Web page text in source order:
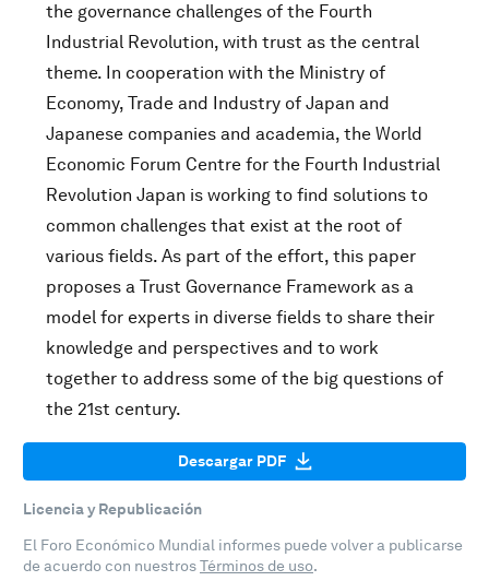
the governance challenges of the Fourth
Industrial Revolution, with trust as the central
theme. In cooperation with the Ministry of
Economy, Trade and Industry of Japan and
Japanese companies and academia, the World
Economic Forum Centre for the Fourth Industrial
Revolution Japan is working to find solutions to
common challenges that exist at the root of
various fields. As part of the effort, this paper
proposes a Trust Governance Framework as a
model for experts in diverse fields to share their
knowledge and perspectives and to work
together to address some of the big questions of
the 21st century.
Descargar PDF
Licencia y Republicación
El Foro Económico Mundial informes puede volver a publicarse
de acuerdo con nuestrosTérminos de uso.